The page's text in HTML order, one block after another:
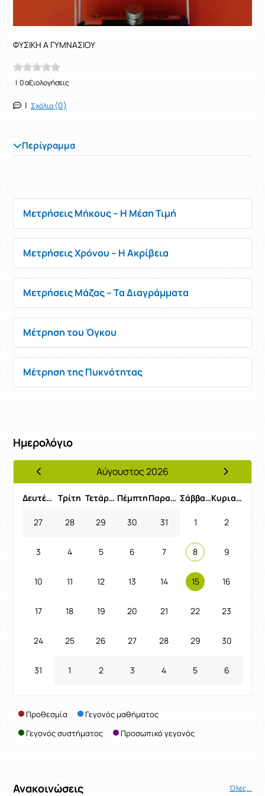
ΦΥΣΙΚΗ Α ΓΥΜΝΑΣΙΟΥ
| 0 αξιολογήσεις
| Σχόλια (0)
Περίγραμμα
Μετρήσεις Μήκους – Η Μέση Τιμή
Μετρήσεις Χρόνου – Η Ακρίβεια
Μετρήσεις Μάζας – Τα Διαγράμματα
Μέτρηση του Όγκου
Μέτρηση της Πυκνότητας
Ημερολόγιο
Προηγούμενος ΜήναςΑύγουστος 2026
Επόμενος
Δευτέρα Τρίτη Τετάρτη Πέμπτη Παρασκευή Σάββατο Κυριακή
27 28 29 30 31 1 2
3 4 5 6 7 8 9
10 11 12 13 14 15 16
17 18 19 20 21 22 23
24 25 26 27 28 29 30
31 1 2 3 4 5 6
Προθεσμία
Γεγονός μαθήματος
Γεγονός συστήματος
Προσωπικό γεγονός
Ανακοινώσεις Όλες...